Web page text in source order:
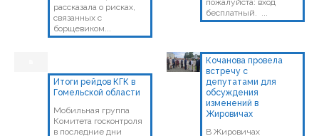
рассказала о рисках,
связанных с
борщевиком...
Итоги рейдов КГК в
Гомельской области
Мобильная группа
Комитета госконтроля
в последние дни
Кочанова провела
встречу с
депутатами для
обсуждения
изменений в
Жировичах
В Жировичах